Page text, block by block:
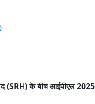
(SRH) के बीच आईपीएल